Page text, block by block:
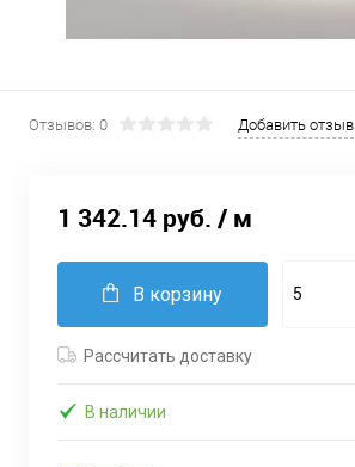
Отзывов: 0 Добавить отзыв
1 342.14 руб. / м
В корзину
Рассчитать доставку
В наличии